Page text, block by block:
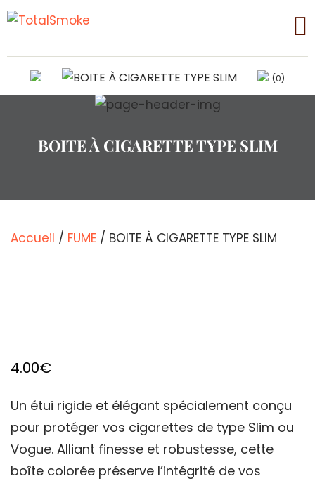
(0)
BOITE À CIGARETTE TYPE SLIM
Accueil / FUME / BOITE À CIGARETTE TYPE SLIM
4.00€
Un étui rigide et élégant spécialement conçu
pour protéger vos cigarettes de type Slim ou
Vogue. Alliant finesse et robustesse, cette
boîte colorée préserve l’intégrité de vos